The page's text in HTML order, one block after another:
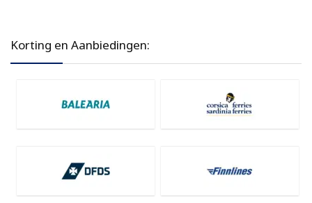
Korting en Aanbiedingen: